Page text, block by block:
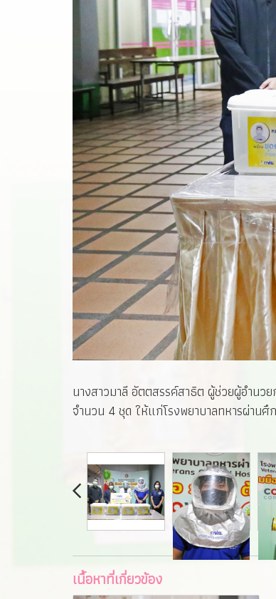
นางสาวมาลี อัตตสรรค์สาธิต ผู้ช่วยผู้อำน
จำนวน 4 ชุด ให้แก่โรงพยาบาลทหารผ่าน
เนื้อหาที่เกี่ยวข้อง